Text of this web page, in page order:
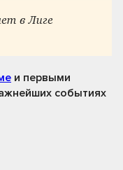
в Лиге
и первыми
событиях